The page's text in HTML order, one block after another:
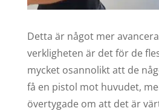
Detta är något mer
verkligheten är det för de
mycket osannolikt att de
få en pistol mot huvudet,
övertygade om att det är